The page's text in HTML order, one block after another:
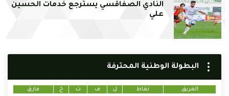
النادي الصفاقسي يسترجع خدمات الحسين
علي
البطولة الوطنية المحترفة
الفريق نقاط ل ف ت خ فارق